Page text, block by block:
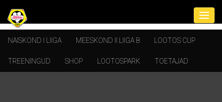
NAISKOND I LIIGA MEESKOND II LIIGA B LOOTOS CUP
TREENINGUD SHOP LOOTOSPARK TOETAJAD